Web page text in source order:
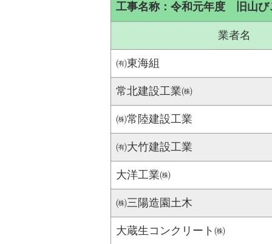
工事名称：令和元年度 旧山び
業者名
㈲東海組
常北建設工業㈱
㈱常陸建設工業
㈲大竹建設工業
大洋工業㈱
㈱三陽造園土木
大蔵生コンクリート㈱